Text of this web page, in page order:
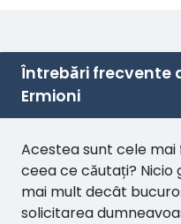
Întrebări frecvente
Ermioni
Acestea sunt cele
ceea ce căutați? Nicio
mai mult decât
solicitarea